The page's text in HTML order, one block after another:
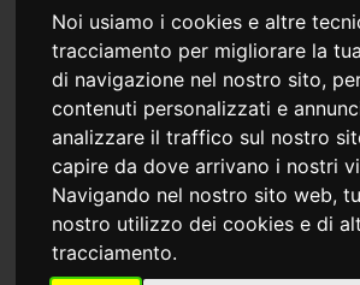
Noi usiamo i cookies e altre
tracciamento per migliorare la
di navigazione nel nostro sito,
contenuti personalizzati e
analizzare il traffico sul nostro
capire da dove arrivano i nostri
Navigando nel nostro sito web,
nostro utilizzo dei cookies e di
tracciamento.
02/12/2023
Consulta Consigli delle
ispettoriali Oratorio e